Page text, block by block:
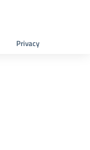
Privacy